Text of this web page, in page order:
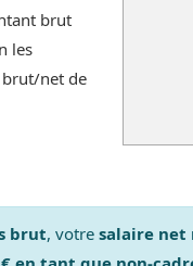
brut
les
brut/net de
brut, votre salaire net